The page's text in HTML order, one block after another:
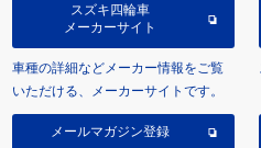
スズキ四輪車
メーカーサイト
車種の詳細などメーカー情報をご覧
いただける、メーカーサイトです。
メールマガジン登録